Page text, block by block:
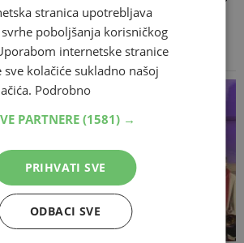
Što pokazuju odluke,
akti?
stranica upotrebljava
poboljšanja korisničkog
internetske stranice
sve kolačiće sukladno našoj
Podrobno
PARTNERE (1581) →
PRIHVATI SVE
ODBACI SVE